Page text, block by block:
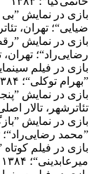
بازی در نمایش
ضیایی“؛ تهران،
بازی در نمایش
رضایی‌راد“؛ تهران،
بازی در فیلم
”بهرام توکلی“؛ ۱۳۸۴
بازی در نمایش
تئاترشهر، تالار اصلی؛
بازی در نمایش
”محمد رضایی‌راد“؛
بازی در فیلم
میرعابدینی“؛ ۱۳۸۴